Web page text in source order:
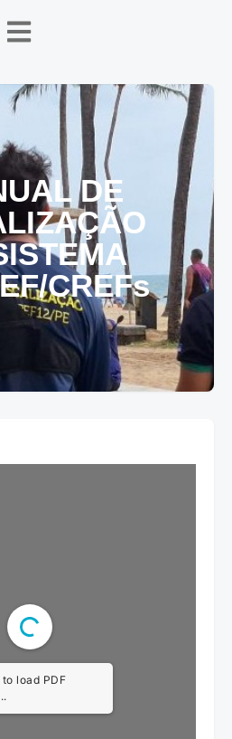
DE
CREFs
load PDF